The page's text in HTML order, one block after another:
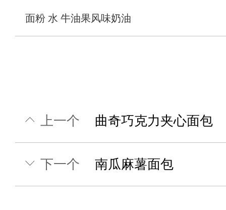
面粉 水 牛油果风味奶油
上一个 曲奇巧克力夹心面包
下一个 南瓜麻薯面包